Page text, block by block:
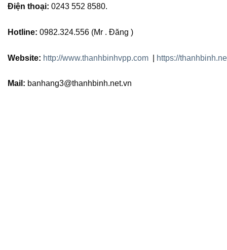
Điện thoại: 0243 552 8580.
Hotline: 0982.324.556 (Mr . Đăng )
Website: http://www.thanhbinhvpp.com https://
Mail: banhang3@thanhbinh.net.vn